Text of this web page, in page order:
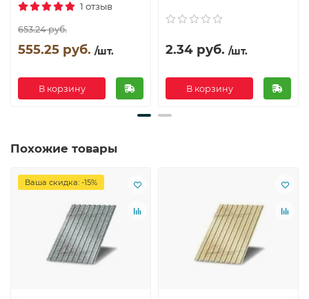
1 отзыв
653.24 руб.
555.25 руб. /шт.
В корзину
2.34 руб. /шт.
В корзину
Похожие товары
Ваша скидка: -15%